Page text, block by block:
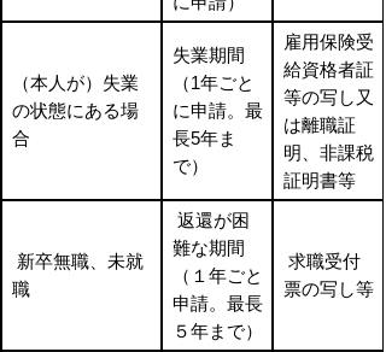
（本人が）失業
の状態にある場
合
失業期間
（1年ごと
に申請。最
長5年ま
で）
雇用保険受
給資格者証
等の写し又
は離職証
明、非課税
証明書等
新卒無職、未就
職
返還が困
難な期間
（１年ごと
申請。最長
５年まで）
求職受付
票の写し等